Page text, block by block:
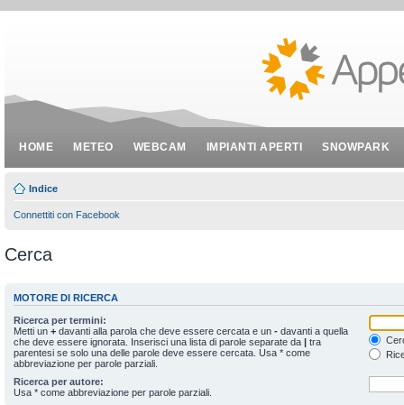
HOME METEO WEBCAM IMPIANTI APERTI SNOWPARK
Indice
Connettiti con Facebook
Cerca
MOTORE DI RICERCA
Ricerca per termini:
Metti un + davanti alla parola che deve essere cercata e un - davanti a quella
che deve essere ignorata. Inserisci una lista di parole separate da | tra
parentesi se solo una delle parole deve essere cercata. Usa * come
abbreviazione per parole parziali.
Ricerca per autore:
Usa * come abbreviazione per parole parziali.